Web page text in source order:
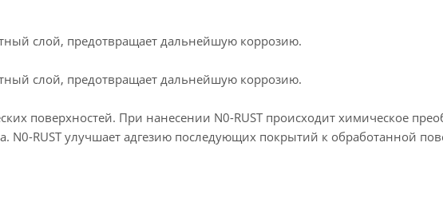
слой, предотвращает дальнейшую коррозию.
слой, предотвращает дальнейшую коррозию.
поверхностей. При нанесении N0-RUST происходит химическое
N0-RUST улучшает адгезию последующих покрытий к обработанной